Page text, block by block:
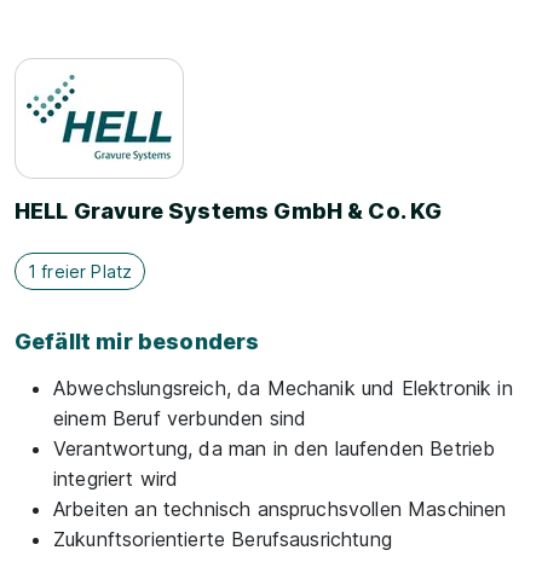
HELL Gravure Systems GmbH & Co. KG
1 freier Platz
Gefällt mir besonders
Abwechslungsreich, da Mechanik und Elektronik in
einem Beruf verbunden sind
Verantwortung, da man in den laufenden Betrieb
integriert wird
Arbeiten an technisch anspruchsvollen Maschinen
Zukunftsorientierte Berufsausrichtung